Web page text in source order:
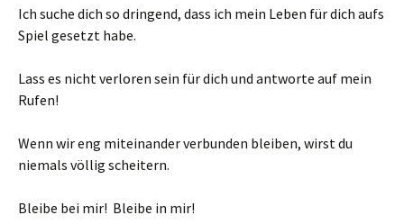
Ich suche dich so dringend, dass ich mein Leben für dich aufs
Spiel gesetzt habe.
Lass es nicht verloren sein für dich und antworte auf mein
Rufen!
Wenn wir eng miteinander verbunden bleiben, wirst du
niemals völlig scheitern.
Bleibe bei mir! Bleibe in mir!